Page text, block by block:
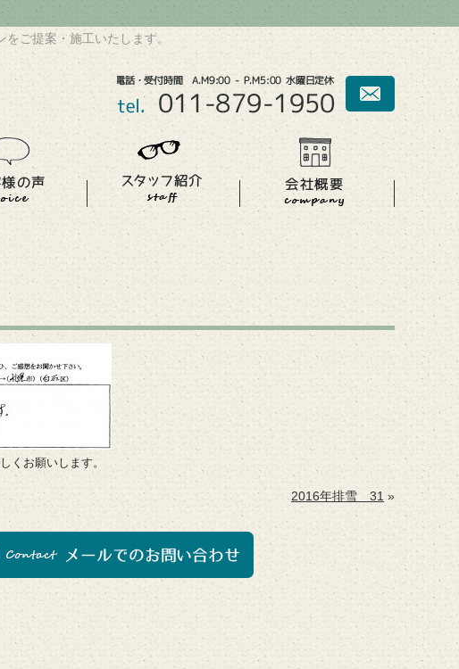
ご提案・施工いたします。
くお願いします。
2016年排雪 31 »